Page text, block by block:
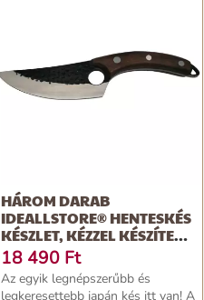
HÁROM DARAB
IDEALLSTORE® HENTESKÉS
KÉSZLET, KÉZZEL KÉSZÍTETT,
COO...
18 490 Ft
Az egyik legnépszerűbb és
legkeresettebb japán kés itt van! A